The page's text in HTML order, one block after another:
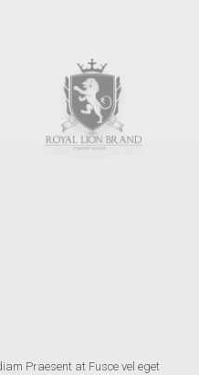
Praesent at Fusce vel eget